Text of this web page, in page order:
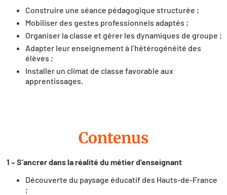
Construire une séance pédagogique structurée ;
Mobiliser des gestes professionnels adaptés ;
Organiser la classe et gérer les dynamiques de groupe ;
Adapter leur enseignement à l’hétérogénéité des
élèves ;
Installer un climat de classe favorable aux
apprentissages.
Contenus
1 –S’ancrer dans la réalité du métier d’enseignant
Découverte du paysage éducatif des Hauts-de-France
;